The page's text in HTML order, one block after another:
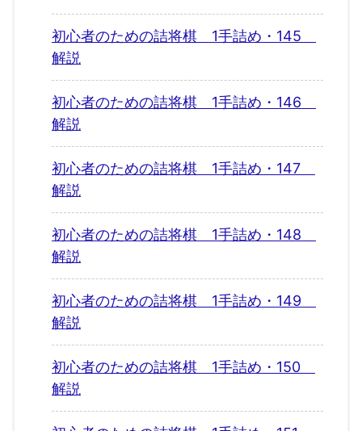
初心者のための詰将棋 1手詰め・145
解説
初心者のための詰将棋 1手詰め・146
解説
初心者のための詰将棋 1手詰め・147
解説
初心者のための詰将棋 1手詰め・148
解説
初心者のための詰将棋 1手詰め・149
解説
初心者のための詰将棋 1手詰め・150
解説